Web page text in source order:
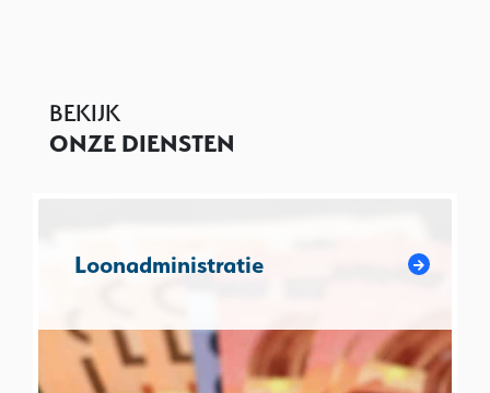
BEKIJK
ONZE DIENSTEN
Loonadministratie